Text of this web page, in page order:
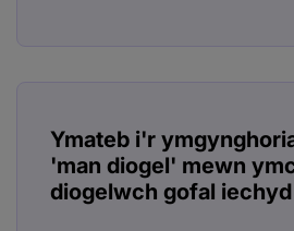
Ymateb i'r
'man diogel' mewn
diogelwch gofal iechyd